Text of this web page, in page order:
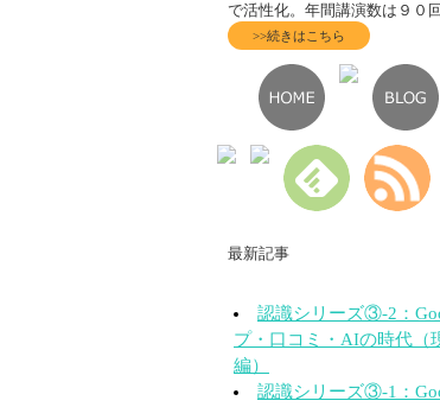
で活性化。年間講演数は９０
>>続きはこちら
最新記事
認識シリーズ③-2：
プ・口コミ・AIの時代（
編）
認識シリーズ③-1：